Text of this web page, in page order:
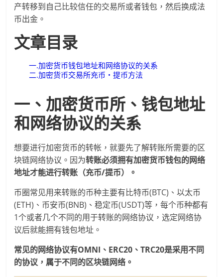
产转移到自己比较信任的交易所或者钱包，然后换成法
币出金。
文章目录
一.加密货币钱包地址和网络协议的关系
二.加密货币交易所充币・提币方法
一、加密货币所、钱包地址
和网络协议的关系
想要进行加密货币的转帐，就要先了解转账所需要的区
块链网络协议。因为转账必须拥有加密货币钱包的网络
地址才能进行转账（充币/提币）。
币圈常见用来转账的币种主要有比特币(BTC)、以太币
(ETH)、币安币(BNB)、稳定币(USDT)等，每个币种都有
1个或者几个不同的用于转账的网络协议，选定网络协
议后就能拥有钱包地址。
常见的网络协议有OMNI、ERC20、TRC20是采用不同
的协议，属于不同的区块链网络。